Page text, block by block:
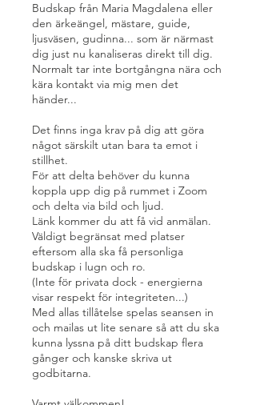
Budskap från Maria Magdalena eller
den ärkeängel, mästare, guide,
ljusväsen, gudinna... som är närmast
dig just nu kanaliseras direkt till dig.
Normalt tar inte bortgångna nära och
kära kontakt via mig men det
händer...
Det finns inga krav på dig att göra
något särskilt utan bara ta emot i
stillhet.
För att delta behöver du kunna
koppla upp dig på rummet i Zoom
och delta via bild och ljud.
Länk kommer du att få vid anmälan.
Väldigt begränsat med platser
eftersom alla ska få personliga
budskap i lugn och ro.
(Inte för privata dock - energierna
visar respekt för integriteten...)
Med allas tillåtelse spelas seansen in
och mailas ut lite senare så att du ska
kunna lyssna på ditt budskap flera
gånger och kanske skriva ut
godbitarna.